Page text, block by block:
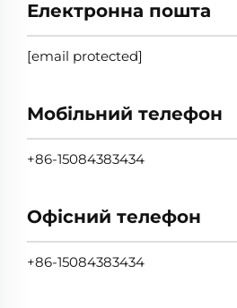
Електронна пошта
[email protected]
Мобільний телефон
+86-15084383434
Офісний телефон
+86-15084383434